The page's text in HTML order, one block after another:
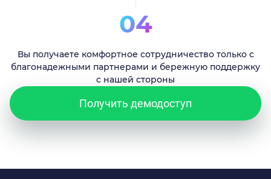
04
Вы получаете комфортное сотрудничество только с
благонадежными партнерами и бережную поддержку
с нашей стороны
Получить демодоступ